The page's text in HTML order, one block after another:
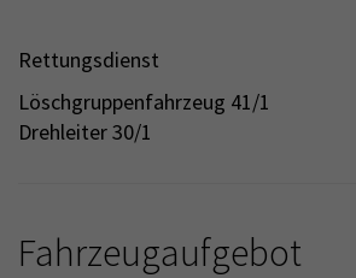
Rettungsdienst
Löschgruppenfahrzeug 41/1
Drehleiter 30/1
Fahrzeugaufgebot